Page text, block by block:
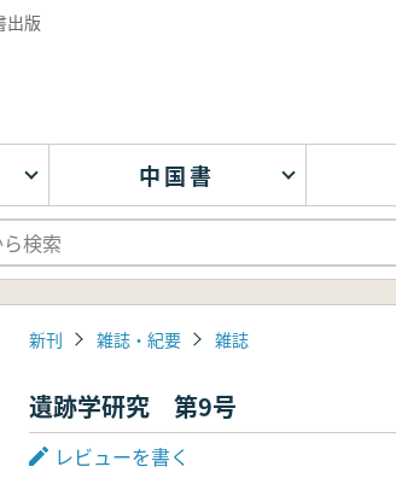
出版
中国書
新刊 雑誌・紀要 雑誌
遺跡学研究 第9号
レビューを書く